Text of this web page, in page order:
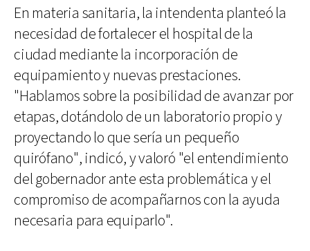
En materia sanitaria, la intendenta planteó la
necesidad de fortalecer el hospital de la
ciudad mediante la incorporación de
equipamiento y nuevas prestaciones.
"Hablamos sobre la posibilidad de avanzar por
etapas, dotándolo de un laboratorio propio y
proyectando lo que sería un pequeño
quirófano", indicó, y valoró "el entendimiento
del gobernador ante esta problemática y el
compromiso de acompañarnos con la ayuda
necesaria para equiparlo".